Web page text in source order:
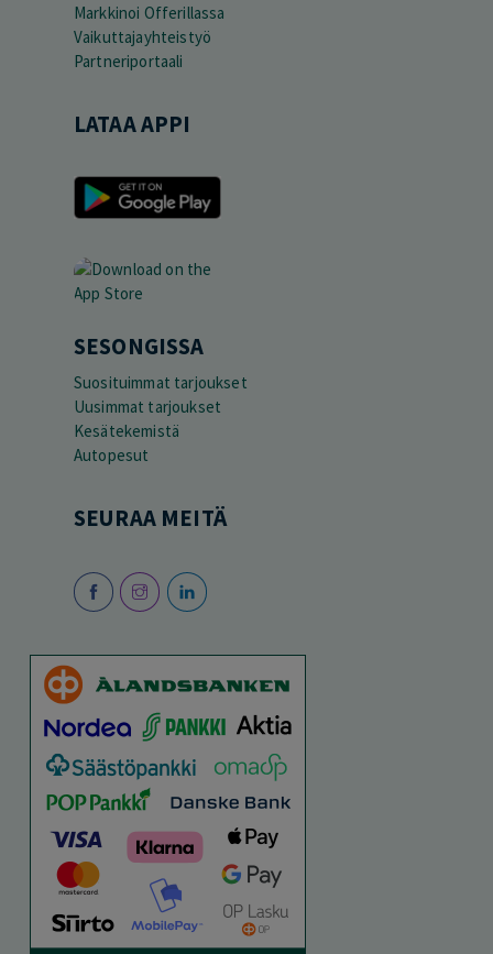
Markkinoi Offerillassa
Vaikuttajayhteistyö
Partneriportaali
LATAA APPI
SESONGISSA
Suosituimmat tarjoukset
Uusimmat tarjoukset
Kesätekemistä
Autopesut
SEURAA MEITÄ